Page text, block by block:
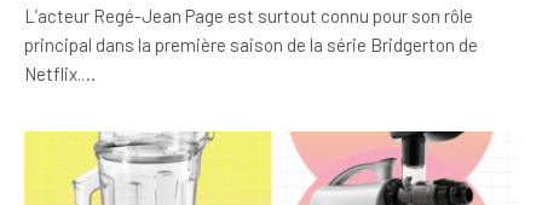
L’acteur Regé-Jean Page est surtout connu pour son rôle
principal dans la première saison de la série Bridgerton de
Netflix.…